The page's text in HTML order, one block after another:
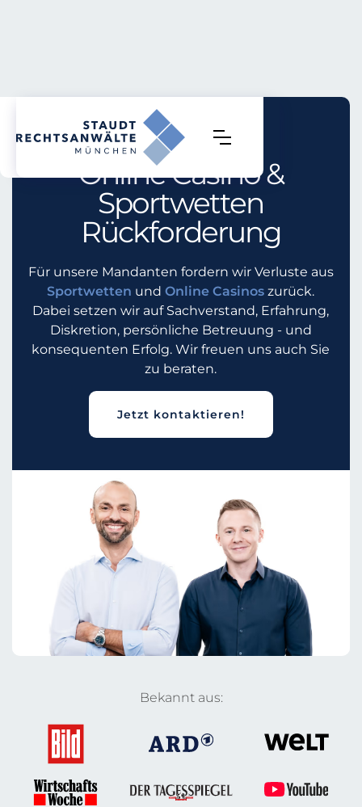
staudt.law
Online Casino &
Sportwetten
Rückforderung
Für unsere Mandanten fordern wir Verluste aus
Sportwetten undOnline Casinos zurück.
Dabei setzen wir auf Sachverstand, Erfahrung,
Diskretion, persönliche Betreuung - und
konsequenten Erfolg. Wir freuen uns auch Sie
zu beraten.
Jetzt kontaktieren!
Bekannt aus: